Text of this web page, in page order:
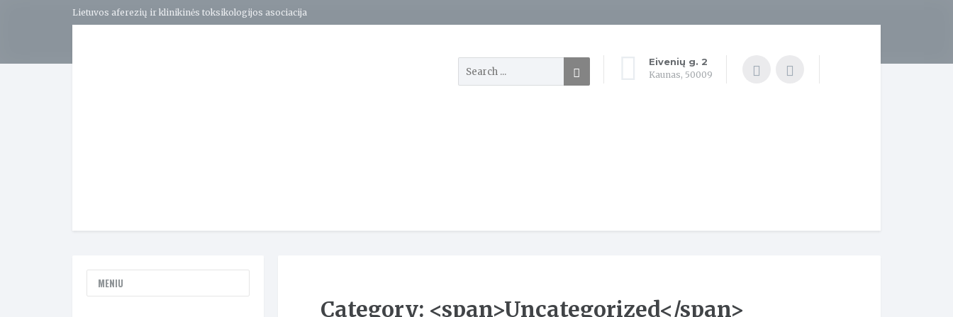
Lietuvos aferezių ir klinikinės toksikologijos asociacija
Eivenių g. 2
Kaunas, 50009
Category: <span>Uncategorized</span>
MENIU